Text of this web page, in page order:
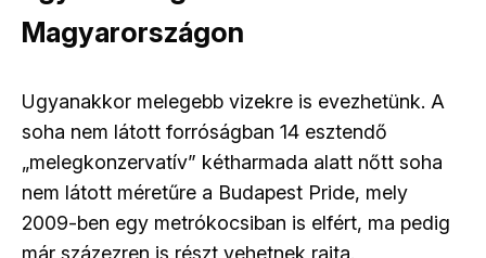
Magyarországon
Ugyanakkor melegebb vizekre is evezhetünk. A
soha nem látott forróságban 14 esztendő
„melegkonzervatív” kétharmada alatt nőtt soha
nem látott méretűre a Budapest Pride, mely
2009-ben egy metrókocsiban is elfért, ma pedig
már százezren is részt vehetnek rajta.